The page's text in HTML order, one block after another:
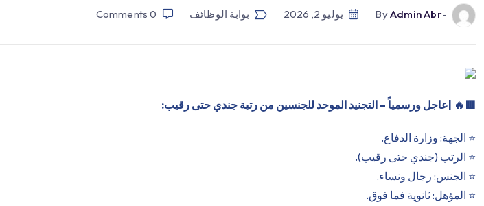
-by
Admin Abr يوليو 2, 2026 بوابة الوظائف 0
Comments
🟥 🔥 |عاجل ورسمياً – التجنيد الموحد للجنسين من رتبة جندي حتى رقيب:
⭐️ الجهة: وزارة الدفاع.
⭐️ الرتب (جندي حتى رقيب).
⭐️ الجنس: رجال ونساء.
⭐️ المؤهل: ثانوية فما فوق.